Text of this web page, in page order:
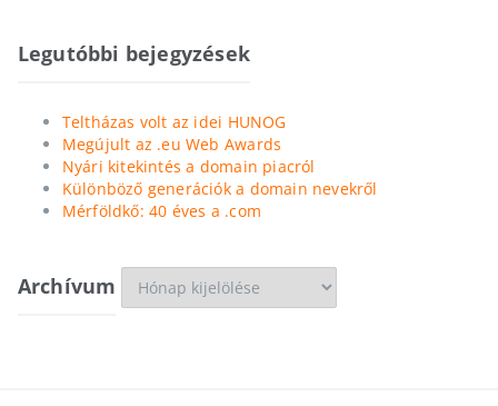
Legutóbbi bejegyzések
Teltházas volt az idei HUNOG
Megújult az .eu Web Awards
Nyári kitekintés a domain piacról
Különböző generációk a domain nevekről
Mérföldkő: 40 éves a .com
Archívum